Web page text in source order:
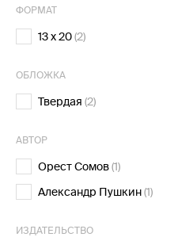
ФОРМАТ
13 x 20(2)
ОБЛОЖКА
Твердая (2)
АВТОР
Орест Сомов(1)
Александр Пушкин(1)
ИЗДАТЕЛЬСТВО